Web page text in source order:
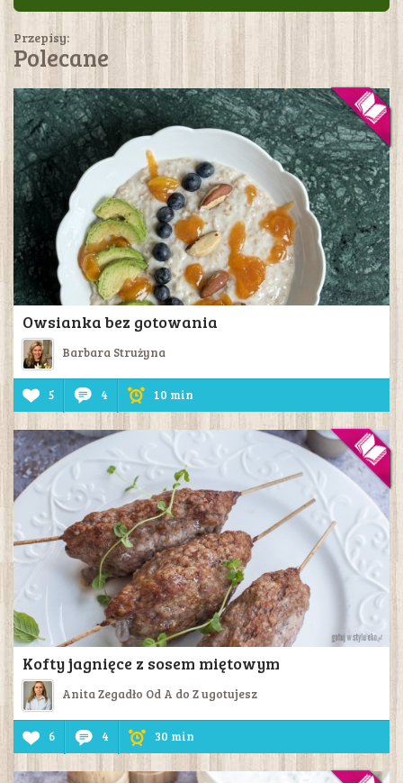
Przepisy:
Polecane
Owsianka bez gotowania
Barbara Strużyna
5 4 10 min
Kofty jagnięce z sosem miętowym
Anita Zegadło Od A do Z ugotujesz
6 4 30 min